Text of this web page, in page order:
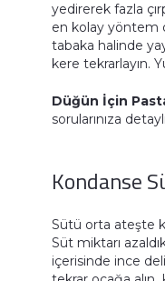
yedirerek fazla
en kolay yöntem
tabaka halinde
kere tekrarlayın.
Düğün İçin
sorularınıza
Kondanse
Sütü orta ateşte
Süt miktarı
içerisinde ince